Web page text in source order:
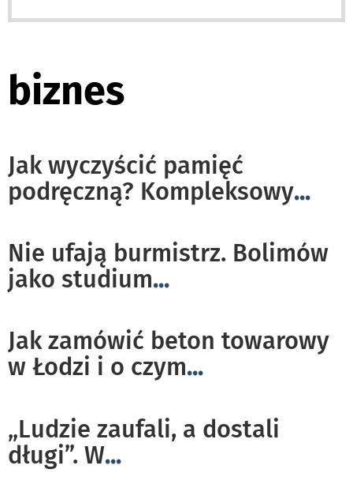
biznes
Jak wyczyścić pamięć
podręczną? Kompleksowy...
Nie ufają burmistrz. Bolimów
jako studium...
Jak zamówić beton towarowy
w Łodzi i o czym...
„Ludzie zaufali, a dostali
długi”. W...